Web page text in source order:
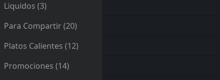
Liquidos (3)
Para Compartir(20)
Platos Calientes (12)
Promociones (14)